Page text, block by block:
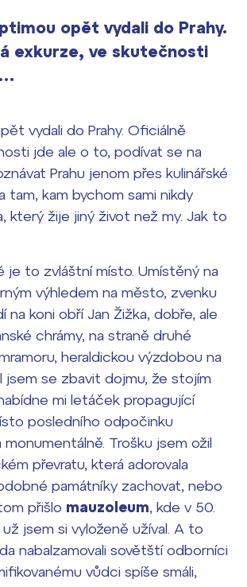
opět vydali do Prahy.
exkurze, ve skutečnosti
vydali do Prahy. Oficiálně
jde ale o to, podívat se na
Prahu jenom přes kulinářské
tam, kam bychom sami nikdy
který žije jiný život než my. Jak to
je to zvláštní místo. Umístěný na
výhledem na město, zvenku
koni obří Jan Žižka, dobře, ale
chrámy, na straně druhé
heraldickou výzdobou na
jsem se zbavit dojmu, že stojím
mi letáček propagující
posledního odpočinku
Trošku jsem ožil
převratu, která adorovala
památníky zachovat, nebo
přišlo mauzoleum, kde v 50.
jsem si vyloženě užíval. A to
nabalzamovali sovětští odborníci
vůdci spíše smáli,